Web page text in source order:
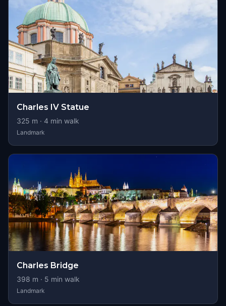
Charles IV Statue
325 m · 4 min walk
Landmark
Charles Bridge
398 m · 5 min walk
Landmark